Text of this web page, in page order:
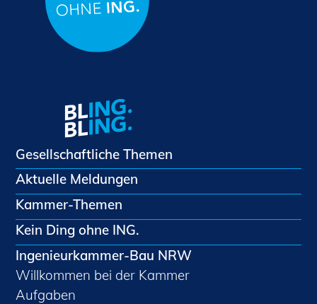
Gesellschaftliche Themen
Aktuelle Meldungen
Kammer-Themen
Kein Ding ohne ING.
Ingenieurkammer-Bau NRW
Willkommen bei der Kammer
Aufgaben